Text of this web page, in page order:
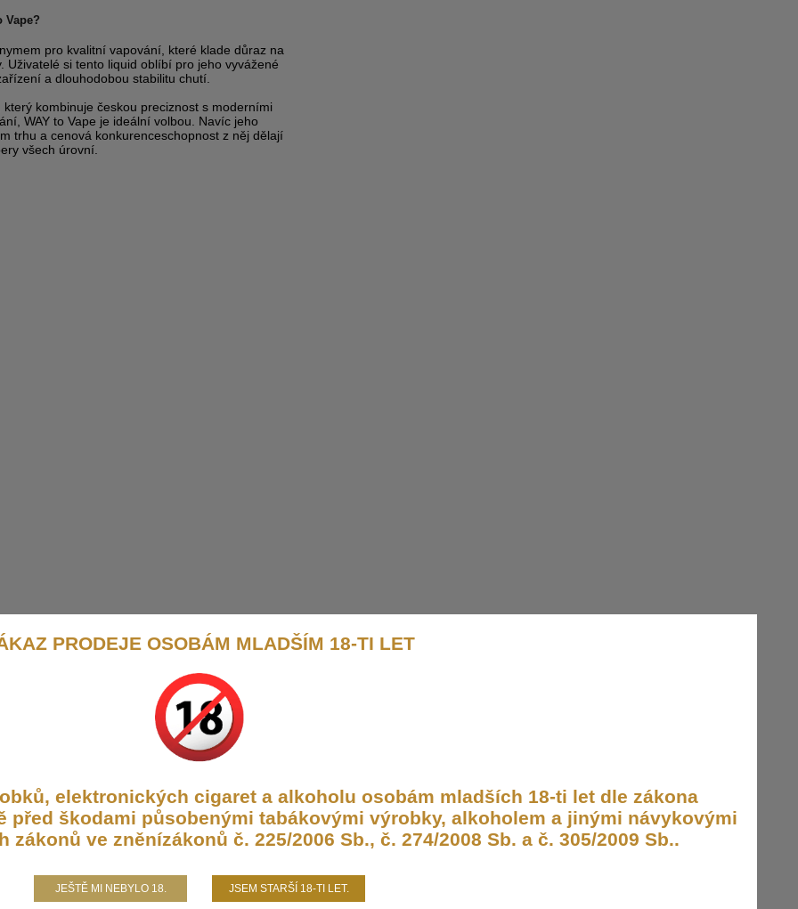
Vape?
pro kvalitní vapování, které klade důraz na
Uživatelé si tento liquid oblíbí pro jeho vyvážené
a dlouhodobou stabilitu chutí.
který kombinuje českou preciznost s moderními
WAY to Vape je ideální volbou. Navíc jeho
trhu a cenová konkurenceschopnost z něj dělají
všech úrovní.
PRODEJE OSOBÁM MLADŠÍM 18-TI LET
elektronických cigaret a alkoholu osobám mladších 18-ti let dle zákona
před škodami působenými tabákovými výrobky, alkoholem a jinými návykovými
ve zněnízákonů č. 225/2006 Sb., č. 274/2008 Sb. a č. 305/2009 Sb..
JEŠTĚ MI NEBYLO 18. JSEM STARŠÍ 18-TI LET.